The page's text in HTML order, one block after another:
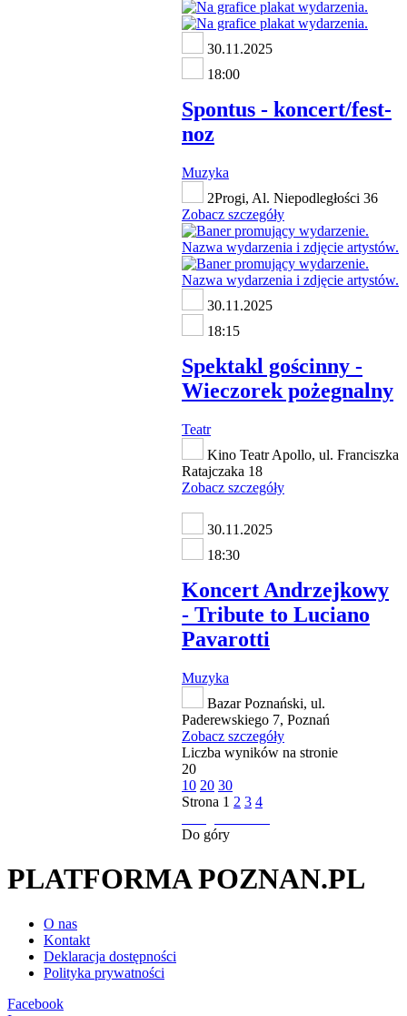
30.11.2025
18:00
Spontus - koncert/fest-
noz
Muzyka
2Progi, Al. Niepodległości 36
Zobacz szczegóły
30.11.2025
18:15
Spektakl gościnny -
Wieczorek pożegnalny
Teatr
Kino Teatr Apollo, ul. Franciszka
Ratajczaka 18
Zobacz szczegóły
30.11.2025
18:30
Koncert Andrzejkowy
- Tribute to Luciano
Pavarotti
Muzyka
Bazar Poznański, ul.
Paderewskiego 7, Poznań
Zobacz szczegóły
Liczba wyników na stronie
20
10 20 30
Strona 1 2 3 4
Do góry
PLATFORMA POZNAN.PL
O nas
Kontakt
Deklaracja dostępności
Polityka prywatności
Facebook